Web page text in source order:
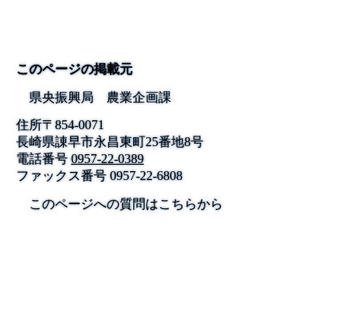
このページの掲載元
県央振興局 農業企画課
住所〒854-0071
長崎県諌早市永昌東町25番地8号
電話番号 0957-22-0389
ファックス番号0957-22-6808
このページへの質問はこちらから